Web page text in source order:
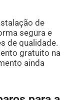
de
segura e
de qualidade.
gratuito na
ainda